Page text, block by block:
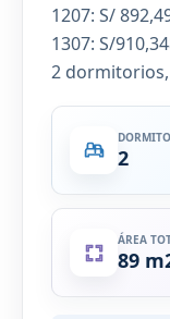
1207: S/
1307: S/
2 dormitorios,
2
ÁREA
89